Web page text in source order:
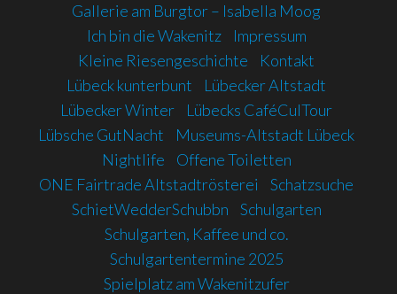
Gallerie am Burgtor – Isabella Moog
Ich bin die Wakenitz
Impressum
Kleine Riesengeschichte
Kontakt
Lübeck kunterbunt
Lübecker Altstadt
Lübecker Winter
Lübecks CaféCulTour
Lübsche GutNacht
Museums-Altstadt Lübeck
Nightlife
Offene Toiletten
ONE Fairtrade Altstadtrösterei
Schatzsuche
SchietWedderSchubbn
Schulgarten
Schulgarten, Kaffee und co.
Schulgartentermine 2025
Spielplatz am Wakenitzufer